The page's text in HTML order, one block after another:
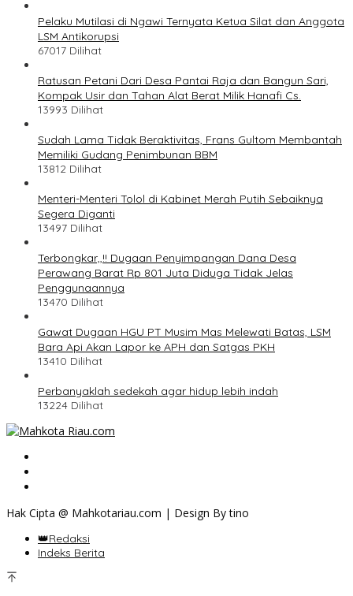
Pelaku Mutilasi di Ngawi Ternyata Ketua Silat dan Anggota
LSM Antikorupsi
67017 Dilihat
Ratusan Petani Dari Desa Pantai Raja dan Bangun Sari,
Kompak Usir dan Tahan Alat Berat Milik Hanafi Cs.
13993 Dilihat
Sudah Lama Tidak Beraktivitas, Frans Gultom Membantah
Memiliki Gudang Penimbunan BBM
13812 Dilihat
Menteri-Menteri Tolol di Kabinet Merah Putih Sebaiknya
Segera Diganti
13497 Dilihat
Terbongkar,,!! Dugaan Penyimpangan Dana Desa
Perawang Barat Rp 801 Juta Diduga Tidak Jelas
Penggunaannya
13470 Dilihat
Gawat Dugaan HGU PT Musim Mas Melewati Batas, LSM
Bara Api Akan Lapor ke APH dan Satgas PKH
13410 Dilihat
Perbanyaklah sedekah agar hidup lebih indah
13224 Dilihat
Hak Cipta @ Mahkotariau.com | Design By tino
👑Redaksi
Indeks Berita